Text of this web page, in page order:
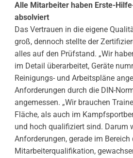
Alle Mitarbeiter haben Erste-
absolviert
Das Vertrauen in die eigene
groß, dennoch stellte der
alles auf den Prüfstand. „Wir
im Detail überarbeitet, Geräte
Reinigungs- und Arbeitspläne
Anforderungen durch die DIN-
angemessen. „Wir brauchen
Fläche, als auch im
und hoch qualifiziert sind. Darum
Anforderungen, gerade im Bereich
Mitarbeiterqualifikation,